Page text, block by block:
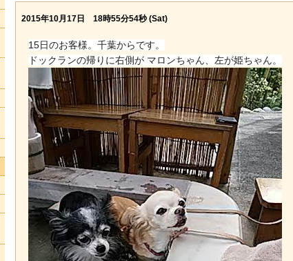
2015年10月17日 18時55分54秒 (Sat)
15日のお客様。千葉からです。
ドックランの帰りに右側が マロンちゃん、左が姫ちゃん。